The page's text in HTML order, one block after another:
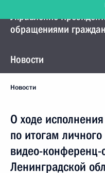
Управление
обращениями
Новости
Новости
О ходе
по итогам
видео-
Ленинградской